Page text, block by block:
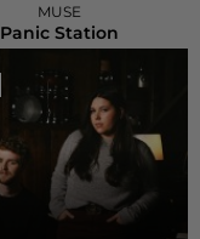
MUSE
Panic Station